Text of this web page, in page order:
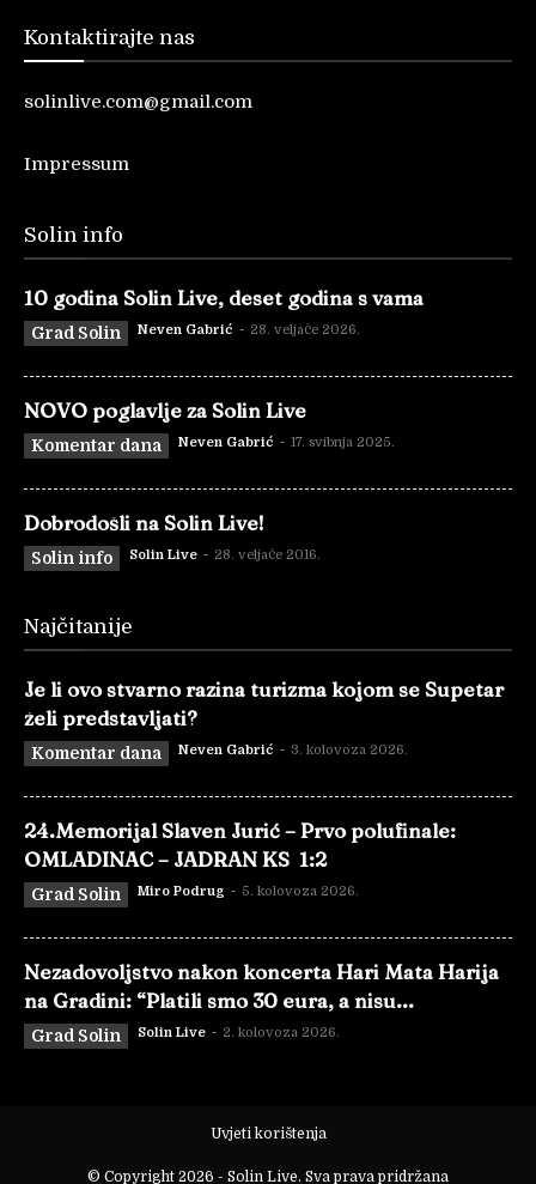
Kontaktirajte nas
solinlive.com@gmail.com
Impressum
Solin info
10 godina Solin Live, deset godina s vama
Grad Solin Neven Gabrić - 28. veljače 2026.
NOVO poglavlje za Solin Live
Komentar dana Neven Gabrić - 17. svibnja 2025.
Dobrodošli na Solin Live!
Solin info Solin Live - 28. veljače 2016.
Najčitanije
Je li ovo stvarno razina turizma kojom se Supetar
želi predstavljati?
Komentar dana Neven Gabrić - 3. kolovoza 2026.
24.Memorijal Slaven Jurić – Prvo polufinale:
OMLADINAC – JADRAN KS 1:2
Grad Solin Miro Podrug - 5. kolovoza 2026.
Nezadovoljstvo nakon koncerta Hari Mata Harija
na Gradini: “Platili smo 30 eura, a nisu...
Grad Solin Solin Live - 2. kolovoza 2026.
Uvjeti korištenja
© Copyright 2026 - Solin Live. Sva prava pridržana